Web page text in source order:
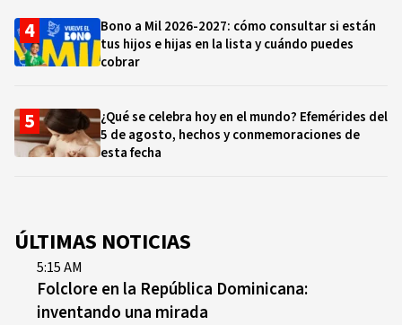
Bono a Mil 2026-2027: cómo consultar si están
tus hijos e hijas en la lista y cuándo puedes
cobrar
¿Qué se celebra hoy en el mundo? Efemérides del
5 de agosto, hechos y conmemoraciones de
esta fecha
ÚLTIMAS NOTICIAS
5:15 AM
Folclore en la República Dominicana:
inventando una mirada